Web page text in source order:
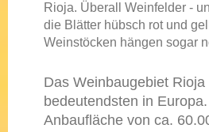
Rioja. Überall Weinfelder -
die Blätter hübsch rot und
Weinstöcken hängen sogar
Das Weinbaugebiet
bedeutendsten in
Anbaufläche von ca.